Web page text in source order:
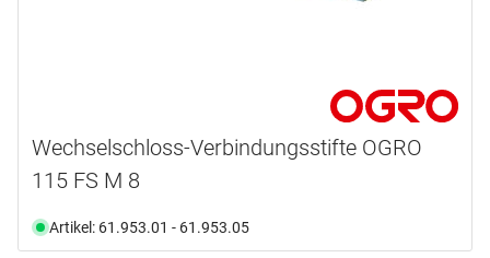
Wechselschloss-Verbindungsstifte OGRO
115 FS M 8
Artikel: 61.953.01 - 61.953.05